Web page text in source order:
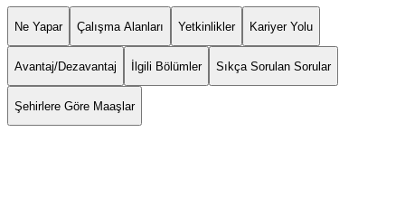
Ne Yapar Çalışma Alanları Yetkinlikler Kariyer Yolu
Avantaj/Dezavantaj İlgili Bölümler Sıkça Sorulan Sorular
Şehirlere Göre Maaşlar